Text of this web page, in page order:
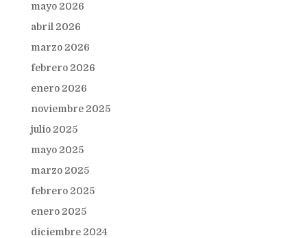
mayo 2026
abril 2026
marzo 2026
febrero 2026
enero 2026
noviembre 2025
julio 2025
mayo 2025
marzo 2025
febrero 2025
enero 2025
diciembre 2024